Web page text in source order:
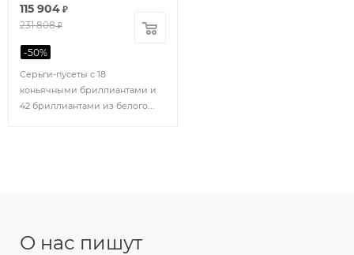
Серьги-пусеты с 18
коньячными бриллиантами и
42 бриллиантами из белого
115 904 ₽
231 808₽
-50%
О нас пишут